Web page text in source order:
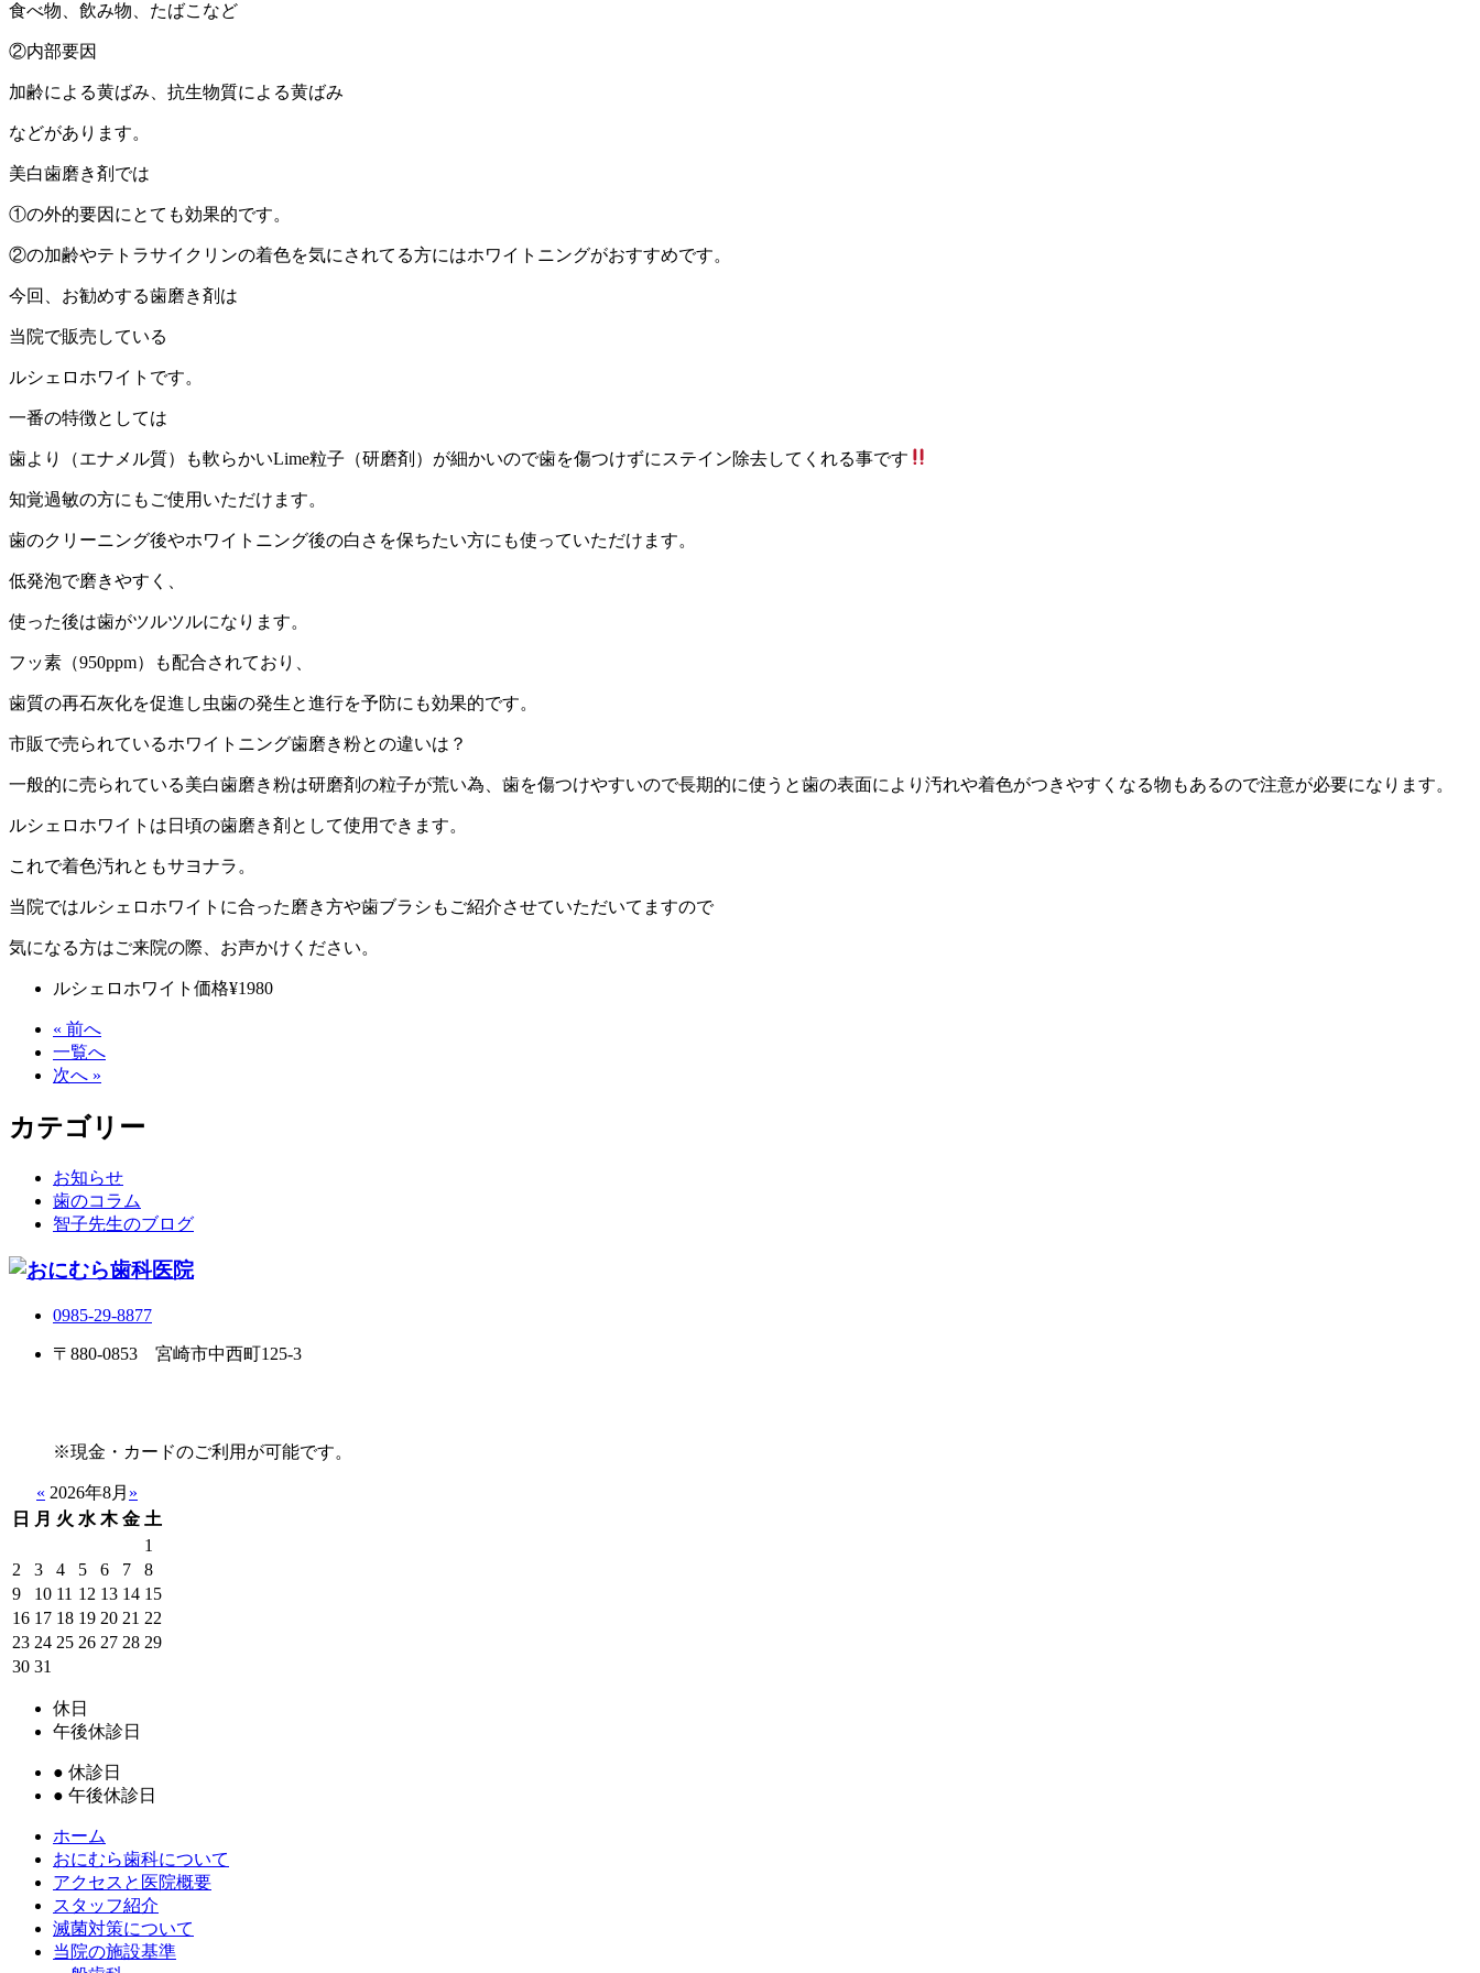
食べ物、飲み物、たばこなど
②内部要因
加齢による黄ばみ、抗生物質による黄ばみ
などがあります。
美白歯磨き剤では
①の外的要因にとても効果的です。
②の加齢やテトラサイクリンの着色を気にされてる方にはホワイトニングがおすすめです。
今回、お勧めする歯磨き剤は
当院で販売している
ルシェロホワイトです。
一番の特徴としては
歯より（エナメル質）も軟らかいLime粒子（研磨剤）が細かいので歯を傷つけずにステイン除去してくれる事です
知覚過敏の方にもご使用いただけます。
歯のクリーニング後やホワイトニング後の白さを保ちたい方にも使っていただけます。
低発泡で磨きやすく、
使った後は歯がツルツルになります。
フッ素（950ppm）も配合されており、
歯質の再石灰化を促進し虫歯の発生と進行を予防にも効果的です。
市販で売られているホワイトニング歯磨き粉との違いは？
一般的に売られている美白歯磨き粉は研磨剤の粒子が荒い為、歯を傷つけやすいので長期的に使うと歯の表面により汚れや着色がつきやすくなる物もあるので注意が必要になります。
ルシェロホワイトは日頃の歯磨き剤として使用できます。
これで着色汚れともサヨナラ。
当院ではルシェロホワイトに合った磨き方や歯ブラシもご紹介させていただいてますので
気になる方はご来院の際、お声かけください。
ルシェロホワイト価格¥1980
« 前へ
一覧へ
次へ »
カテゴリー
お知らせ
歯のコラム
智子先生のブログ
0985-29-8877
〒880-0853 宮崎市中西町125-3
※現金・カードのご利用が可能です。
« 2026年8月 »
日
月 火 水 木 金 土
1
2
3 4 5 6 7
8
9
10 11 12 13 14 15
16 17 18 19 20 21 22
23 24 25 26 27 28 29
30 31
休日
午後休診日
● 休診日
● 午後休診日
ホーム
おにむら歯科について
アクセスと医院概要
スタッフ紹介
滅菌対策について
当院の施設基準